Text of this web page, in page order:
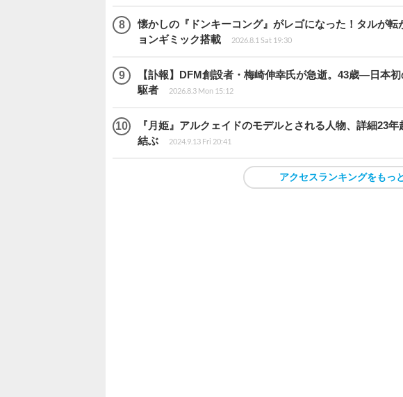
懐かしの『ドンキーコング』がレゴになった！タルが
ョンギミック搭載
2026.8.1 Sat 19:30
【訃報】DFM創設者・梅崎伸幸氏が急逝。43歳―日本
駆者
2026.8.3 Mon 15:12
『月姫』アルクェイドのモデルとされる人物、詳細23
結ぶ
2024.9.13 Fri 20:41
アクセスランキングをもっ